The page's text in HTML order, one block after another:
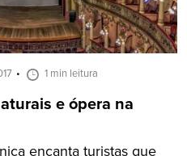
1 min leitura
e ópera na
encanta turistas que